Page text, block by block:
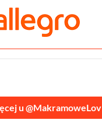
u @MakramoweLov